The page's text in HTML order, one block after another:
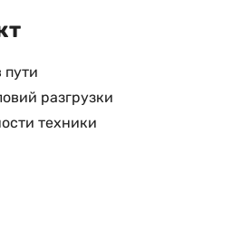
пути
разгрузки
техники